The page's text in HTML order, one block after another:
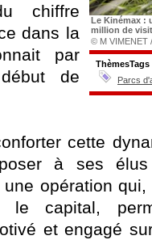
Le Kinémax :
million de
© M VIMENET
ThèmesTags
Parcs
chiffre
dans la
par
de
cette
à ses
opération
le capital,
et engagé